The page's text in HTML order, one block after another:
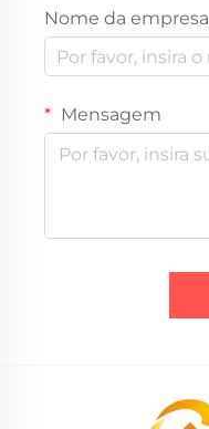
Nome da empresa
Mensagem